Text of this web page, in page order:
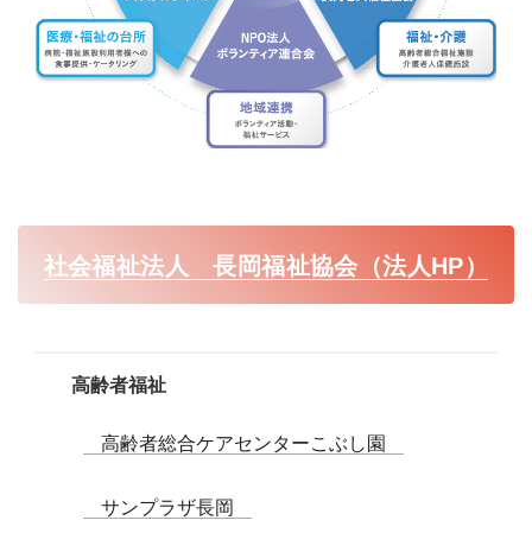
社会福祉法人 長岡福祉協会（法人HP）
高齢者福祉
高齢者総合ケアセンターこぶし園
サンプラザ長岡